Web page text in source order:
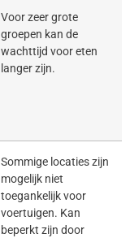
Voor zeer grote
groepen kan de
wachttijd voor eten
langer zijn.
Sommige locaties zijn
mogelijk niet
toegankelijk voor
voertuigen. Kan
beperkt zijn door